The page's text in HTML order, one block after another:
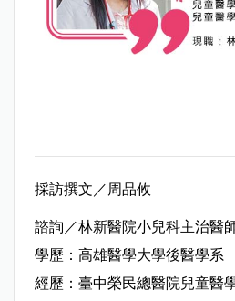
採訪撰文／周品攸
諮詢／林新醫院小兒科主治醫
學歷：高雄醫學大學後醫學系
經歷：臺中榮民總醫院兒童醫